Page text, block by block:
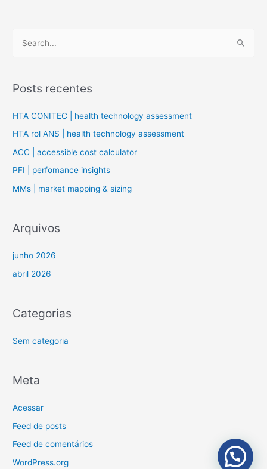
q
a
r
p
Posts recentes
HTA CONITEC | health technology assessment
HTA rol ANS | health technology assessment
ACC | accessible cost calculator
PFI | perfomance insights
MMs | market mapping & sizing
Arquivos
junho 2026
abril 2026
Categorias
Sem categoria
Meta
Acessar
Feed de posts
Feed de comentários
WordPress.org